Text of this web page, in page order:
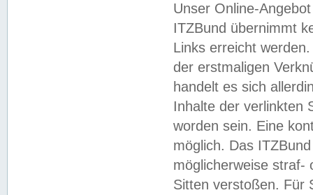
Unser Online-
ITZBund übernimmt
Links erreicht
der erstmaligen
handelt es sich
Inhalte der verlinkten
worden sein. Eine
möglich. Das
möglicherweise straf-
Sitten verstoßen. Für